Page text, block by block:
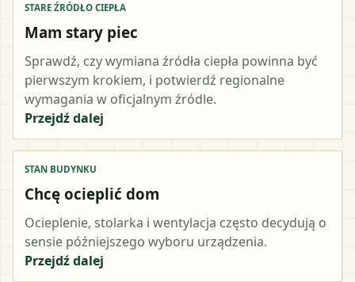
STARE ŹRÓDŁO CIEPŁA
Mam stary piec
Sprawdź, czy wymiana źródła ciepła powinna być
pierwszym krokiem, i potwierdź regionalne
wymagania w oficjalnym źródle.
Przejdź dalej
STAN BUDYNKU
Chcę ocieplić dom
Ocieplenie, stolarka i wentylacja często decydują o
sensie późniejszego wyboru urządzenia.
Przejdź dalej